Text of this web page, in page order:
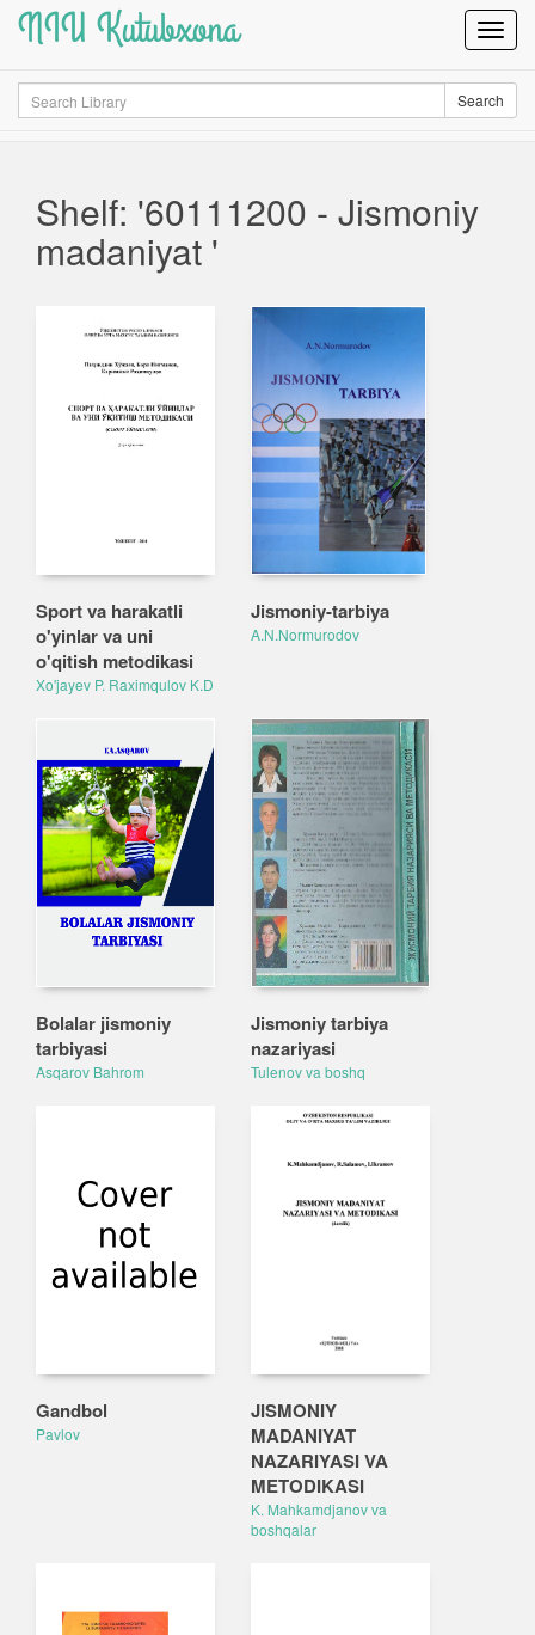
NIU Kutubxona
Search Search
Shelf: '60111200 - Jismoniy
madaniyat '
Sport va harakatli
o'yinlar va uni
o'qitish metodikasi
Xo'jayev P. Raximqulov K.D
Jismoniy-tarbiya
A.N.Normurodov
Bolalar jismoniy
tarbiyasi
Asqarov Bahrom
Jismoniy tarbiya
nazariyasi
Tulenov va boshq
Gandbol
Pavlov
JISMONIY
MADANIYAT
NAZARIYASI VA
METODIKASI
K. Mahkamdjanov va
boshqalar